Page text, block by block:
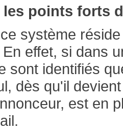
points forts
système
effet, si dans
sont identifiés
dès qu'il
est en